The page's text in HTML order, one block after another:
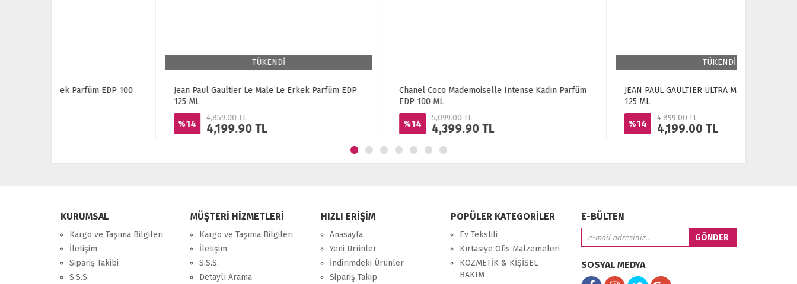
Jean Paul Gaultier Le Male Le Erkek Parfüm EDP
Chanel Coco Mademoiselle Intense Kadın Parfüm
JEAN PAUL GAULTIER ULTRA MALE INTENSE EDT
KURUMSAL
Kargo ve Taşıma Bilgileri
İletişim
Sipariş Takibi
S.S.S.
MÜŞTERİ HİZMETLERİ
Kargo ve Taşıma Bilgileri
İletişim
S.S.S.
Detaylı Arama
HIZLI ERİŞİM
Anasayfa
Yeni Ürünler
İndirimdeki Ürünler
Sipariş Takip
POPÜLER KATEGORİLER
Ev Tekstili
Kırtasiye Ofis Malzemeleri
KOZMETİK & KİŞİSEL
BAKIM
E-BÜLTEN
SOSYAL MEDYA